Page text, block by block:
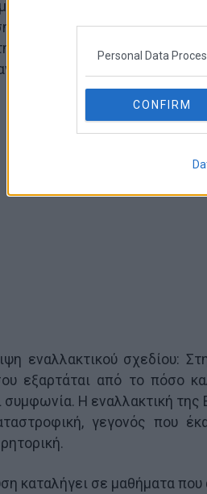
Personal Data
CONFIRM
ως Εργαλείο:
της διαπραγματευτικής
πράξη κατέστρεψε την
ως “προδοσία” των
εναλλακτικού σχεδίου:
εξαρτάται από το πόσο
συμφωνία. Η εναλλακτική
γεγονός που
καταλήγει σε μαθήματα